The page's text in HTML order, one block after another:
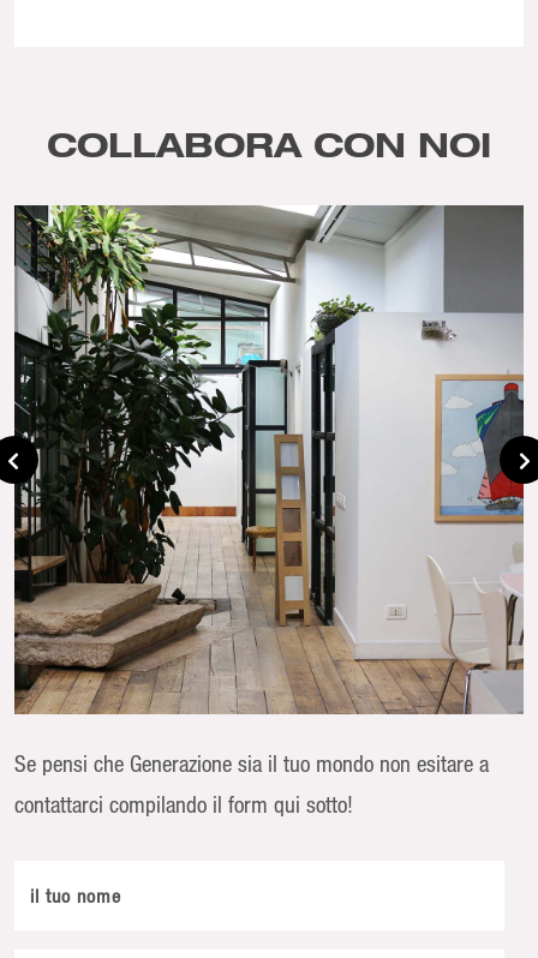
COLLABORA CON NOI
Se pensi che Generazione sia il tuo mondo non esitare a
contattarci compilando il form qui sotto!
il tuo nome